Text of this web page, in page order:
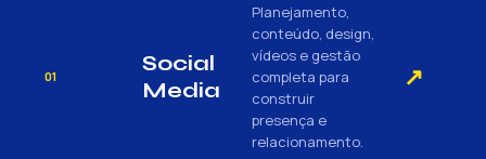
01
Social
Media
Planejamento,
conteúdo, design,
vídeos e gestão
completa para
construir
presença e
relacionamento.
↗